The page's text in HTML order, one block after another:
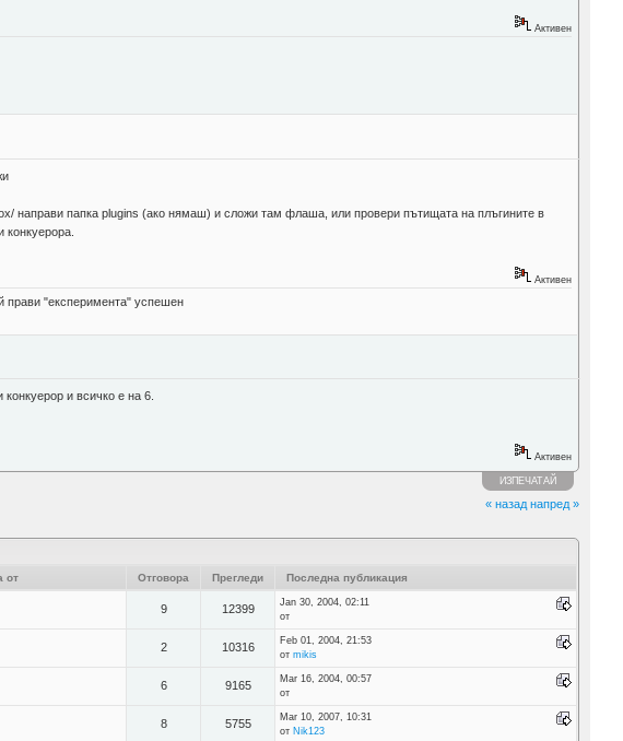
Активен
направи папка plugins (ако нямаш) и сложи там флаша, или провери пътищата на плъгините в
конкуерора.
Активен
прави "експеримента" успешен
и всичко е на 6.
Активен
ИЗПЕЧАТАЙ
« назад напред »
от Отговора Прегледи Последна публикация
9 12399
Jan 30, 2004, 02:11
от
2 10316
Feb 01, 2004, 21:53
от mikis
6 9165
Mar 16, 2004, 00:57
от
8 5755
Mar 10, 2007, 10:31
от Nik123